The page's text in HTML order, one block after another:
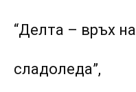
“Делта – връх на
сладоледа”,